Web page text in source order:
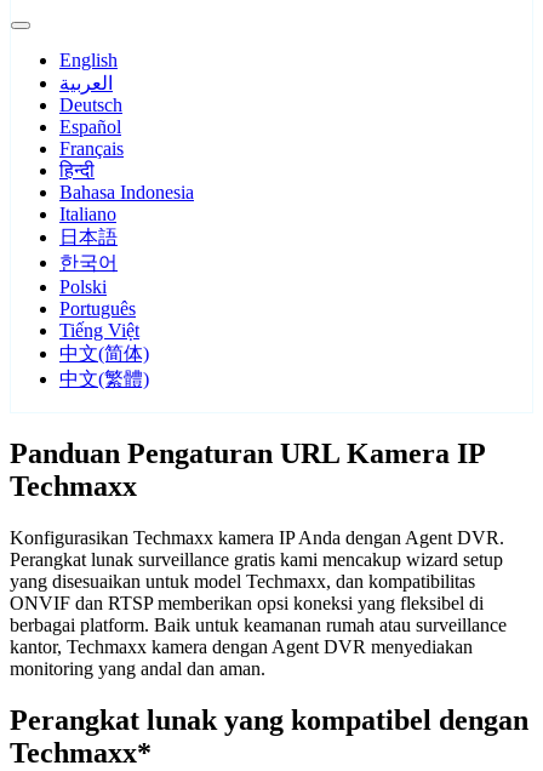
English
العربية
Deutsch
Español
Français
हिन्दी
Bahasa Indonesia
Italiano
日本語
한국어
Polski
Português
Tiếng Việt
中文(简体)
中文(繁體)
Panduan Pengaturan URL Kamera IP
Techmaxx
Konfigurasikan Techmaxx kamera IP Anda dengan Agent DVR.
Perangkat lunak surveillance gratis kami mencakup wizard setup
yang disesuaikan untuk model Techmaxx, dan kompatibilitas
ONVIF dan RTSP memberikan opsi koneksi yang fleksibel di
berbagai platform. Baik untuk keamanan rumah atau surveillance
kantor, Techmaxx kamera dengan Agent DVR menyediakan
monitoring yang andal dan aman.
Perangkat lunak yang kompatibel dengan
Techmaxx*